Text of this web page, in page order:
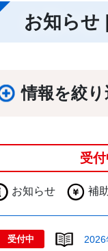
お知らせ
情報を絞
受
お知らせ 補
受付中 2026